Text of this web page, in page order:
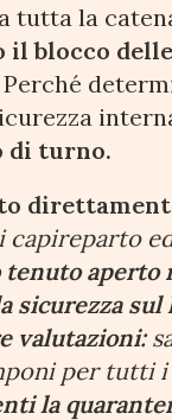
tutta la
il blocco
di turno.
capireparto
tenuto aperto
sicurezza
valutazioni:
per tutti i
la